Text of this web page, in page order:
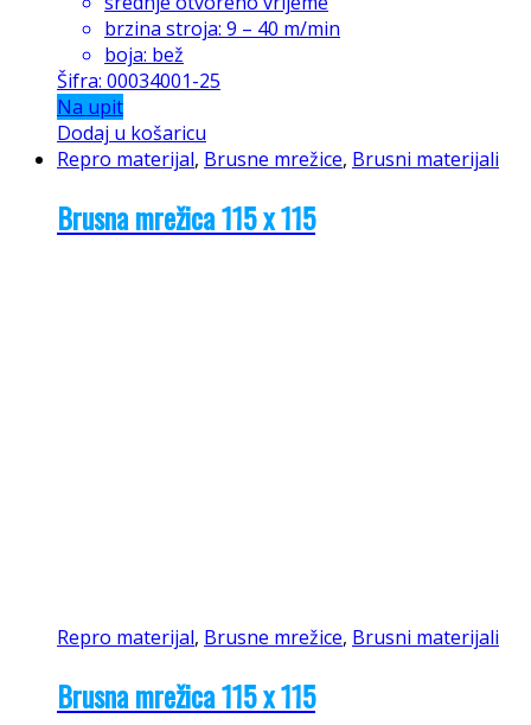
brzina stroja: 9 – 40 m/min
boja: bež
Šifra: 00034001-25
Na upit
Dodaj u košaricu
Repro materijal, Brusne mrežice, Brusni materijali
Brusna mrežica 115 x 115
Repro materijal, Brusne mrežice, Brusni materijali
Brusna mrežica 115 x 115